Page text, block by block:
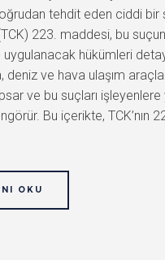
tehdit eden ciddi bir
223. maddesi, bu suçun
uygulanacak hükümleri
deniz ve hava ulaşım
ve bu suçları
Bu içerikte, TCK’nın
OKU